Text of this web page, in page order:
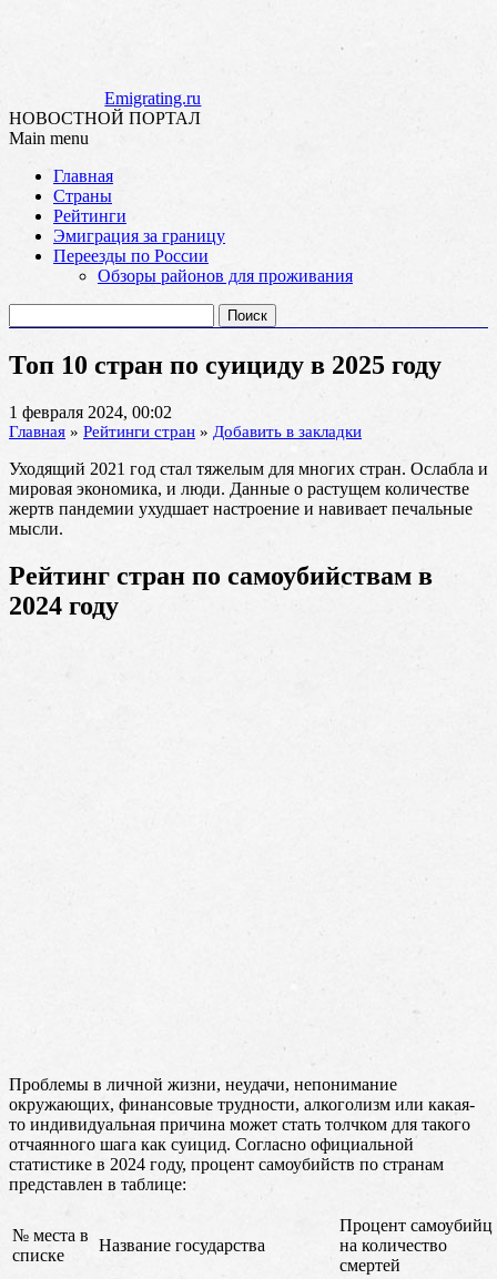
Emigrating.ru
НОВОСТНОЙ ПОРТАЛ
Main menu
content
Главная
Страны
Рейтинги
Эмиграция за границу
Переезды по России
Обзоры районов для проживания
Топ 10 стран по суициду в 2025 году
1 февраля 2024, 00:02
Главная » Рейтинги стран » Добавить в закладки
Уходящий 2021 год стал тяжелым для многих стран. Ослабла и
мировая экономика, и люди. Данные о растущем количестве
жертв пандемии ухудшает настроение и навивает печальные
мысли.
Рейтинг стран по самоубийствам в
2024 году
Проблемы в личной жизни, неудачи, непонимание
окружающих, финансовые трудности, алкоголизм или какая-
то индивидуальная причина может стать толчком для такого
отчаянного шага как суицид. Согласно официальной
статистике в 2024 году, процент самоубийств по странам
представлен в таблице:
№ места в
списке
Название государства
Процент самоубийц
на количество
смертей